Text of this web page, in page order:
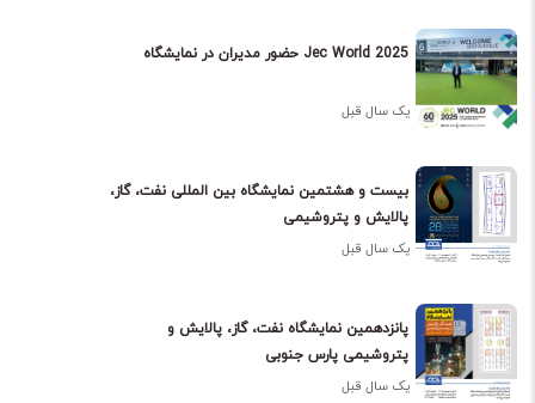
حضور مدیران در نمایشگاه Jec World 2025
یک سال قبل
بیست و هشتمین نمایشگاه بین المللی نفت، گاز،
پالایش و پتروشیمی
یک سال قبل
پانزدهمین نمایشگاه نفت، گاز، پالایش و
پتروشیمی پارس جنوبی
یک سال قبل